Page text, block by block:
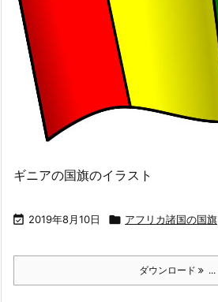
ギニアの国旗のイラスト
 2019年8月10日  アフリカ諸国の国旗
ダウンロード ...